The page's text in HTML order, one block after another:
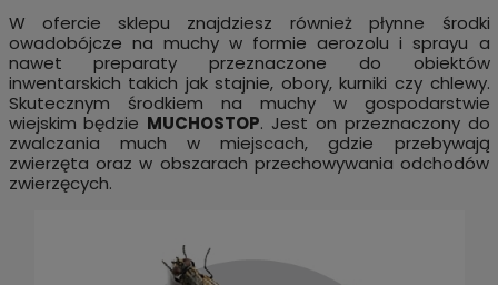
W ofercie sklepu znajdziesz również płynne środki
owadobójcze na muchy w formie aerozolu i sprayu a
nawet preparaty przeznaczone do obiektów
inwentarskich takich jak stajnie, obory, kurniki czy chlewy.
Skutecznym środkiem na muchy w gospodarstwie
wiejskim będzie MUCHOSTOP. Jest on przeznaczony do
zwalczania much w miejscach, gdzie przebywają
zwierzęta oraz w obszarach przechowywania odchodów
zwierzęcych.